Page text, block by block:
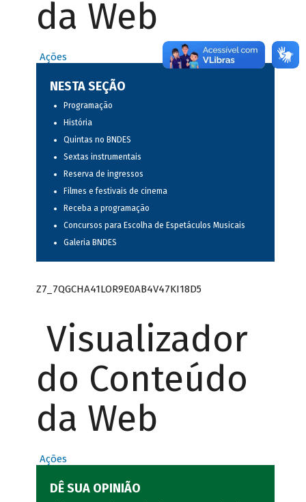
da Web
Ações
NESTA SEÇÃO
Programação
História
Quintas no BNDES
Sextas instrumentais
Reserva de ingressos
Filmes e festivais de cinema
Receba a programação
Concursos para Escolha de Espetáculos Musicais
Galeria BNDES
Z7_7QGCHA41LOR9E0AB4V47KI18D5
Visualizador
do Conteúdo
da Web
Ações
DÊ SUA OPINIÃO